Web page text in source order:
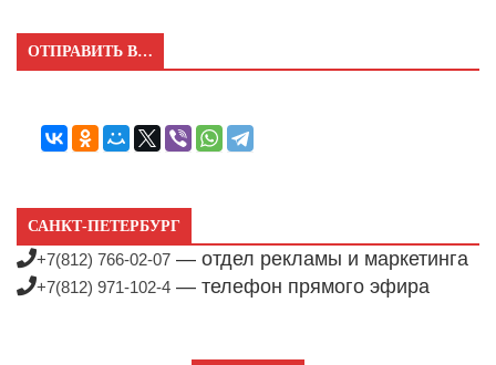
ОТПРАВИТЬ В…
САНКТ-ПЕТЕРБУРГ
+7(812) 766-02-07 — отдел рекламы и маркетинга
+7(812) 971-102-4 — телефон прямого эфира